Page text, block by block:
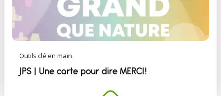
Outils clé en main
JPS | Une carte pour dire MERCI!